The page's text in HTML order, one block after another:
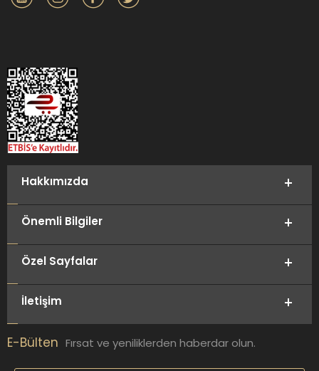
Hakkımızda
Önemli Bilgiler
Özel Sayfalar
İletişim
E-Bülten Fırsat ve yeniliklerden haberdar olun.